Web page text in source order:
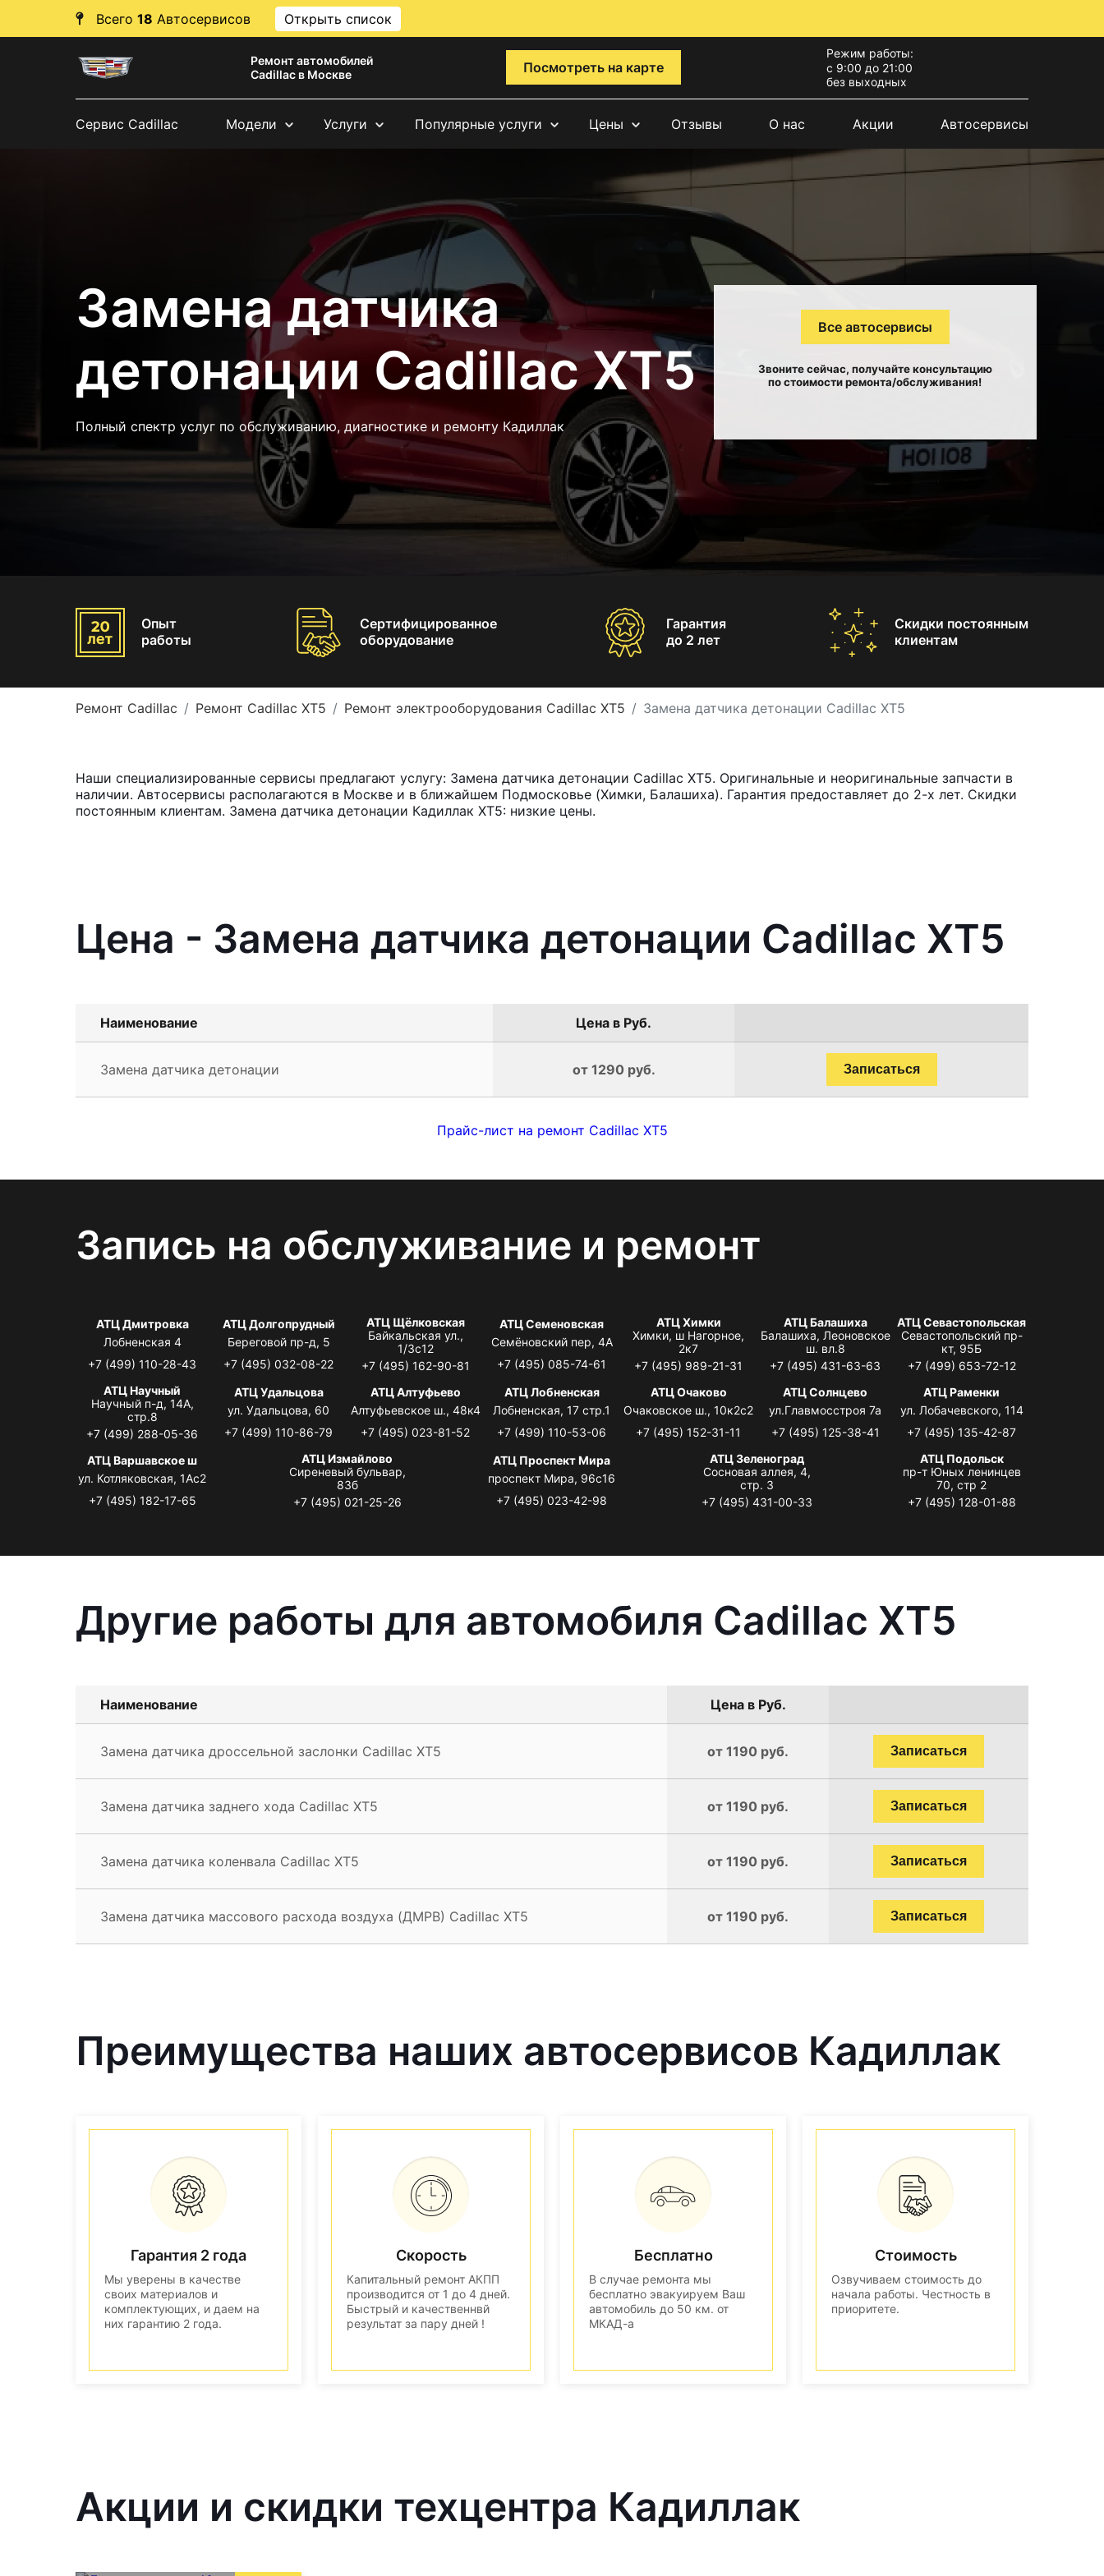
Всего 18 Автосервисов Открыть список
Ремонт автомобилей
Cadillac в Москве
Посмотреть на карте
Режим работы:
с 9:00 до 21:00
без выходных
Сервис Cadillac Модели Услуги Популярные услуги Цены Отзывы О нас Акции Автосервисы
Замена датчика
детонации Cadillac XT5
Полный спектр услуг по обслуживанию, диагностике и ремонту Кадиллак
Все автосервисы
Звоните сейчас, получайте консультацию
по стоимости ремонта/обслуживания!
Опыт
работы
Сертифицированное
оборудование
Гарантия
до 2 лет
Скидки постоянным
клиентам
Ремонт Cadillac Ремонт Cadillac XT5 Ремонт электрооборудования Cadillac XT5 Замена датчика детонации Cadillac XT5
Наши специализированные сервисы предлагают услугу: Замена датчика детонации Cadillac XT5. Оригинальные и неоригинальные запчасти в
наличии. Автосервисы располагаются в Москве и в ближайшем Подмосковье (Химки, Балашиха). Гарантия предоставляет до 2-х лет. Скидки
постоянным клиентам. Замена датчика детонации Кадиллак ХТ5: низкие цены.
Цена - Замена датчика детонации Cadillac XT5
Наименование Цена в Руб.
Замена датчика детонации от 1290 руб. Записаться
Прайс-лист на ремонт Cadillac XT5
Запись на обслуживание и ремонт
АТЦ Дмитровка
Лобненская 4
+7 (499) 110-28-43
АТЦ Долгопрудный
Береговой пр-д, 5
+7 (495) 032-08-22
АТЦ Щёлковская
Байкальская ул.,
1/3с12
+7 (495) 162-90-81
АТЦ Семеновская
Семёновский пер, 4А
+7 (495) 085-74-61
АТЦ Химки
Химки, ш Нагорное,
2к7
+7 (495) 989-21-31
АТЦ Балашиха
Балашиха, Леоновское
ш. вл.8
+7 (495) 431-63-63
АТЦ Севастопольская
Севастопольский пр-
кт, 95Б
+7 (499) 653-72-12
АТЦ Научный
Научный п-д, 14А,
стр.8
+7 (499) 288-05-36
АТЦ Удальцова
ул. Удальцова, 60
+7 (499) 110-86-79
АТЦ Алтуфьево
Алтуфьевское ш., 48к4
+7 (495) 023-81-52
АТЦ Лобненская
Лобненская, 17 стр.1
+7 (499) 110-53-06
АТЦ Очаково
Очаковское ш., 10к2с2
+7 (495) 152-31-11
АТЦ Солнцево
ул.Главмосстроя 7а
+7 (495) 125-38-41
АТЦ Раменки
ул. Лобачевского, 114
+7 (495) 135-42-87
АТЦ Варшавское ш
ул. Котляковская, 1Ас2
+7 (495) 182-17-65
АТЦ Измайлово
Сиреневый бульвар,
83б
+7 (495) 021-25-26
АТЦ Проспект Мира
проспект Мира, 96с16
+7 (495) 023-42-98
АТЦ Зеленоград
Сосновая аллея, 4,
стр. 3
+7 (495) 431-00-33
АТЦ Подольск
пр-т Юных ленинцев
70, стр 2
+7 (495) 128-01-88
Другие работы для автомобиля Cadillac XT5
Наименование Цена в Руб.
Замена датчика дроссельной заслонки Cadillac XT5 от 1190 руб. Записаться
Замена датчика заднего хода Cadillac XT5 от 1190 руб. Записаться
Замена датчика коленвала Cadillac XT5 от 1190 руб. Записаться
Замена датчика массового расхода воздуха (ДМРВ) Cadillac XT5 от 1190 руб. Записаться
Преимущества наших автосервисов Кадиллак
Гарантия 2 года
Мы уверены в качестве
своих материалов и
комплектующих, и даем на
них гарантию 2 года.
Скорость
Капитальный ремонт АКПП
производится от 1 до 4 дней.
Быстрый и качественнвй
результат за пару дней !
Бесплатно
В случае ремонта мы
бесплатно эвакуируем Ваш
автомобиль до 50 км. от
МКАД-а
Стоимость
Озвучиваем стоимость до
начала работы. Честность в
приоритете.
Акции и скидки техцентра Кадиллак